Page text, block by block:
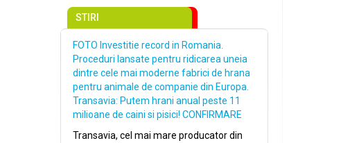
STIRI
FOTO Investitie record in Romania.
Proceduri lansate pentru ridicarea uneia
dintre cele mai moderne fabrici de hrana
pentru animale de companie din Europa.
Transavia: Putem hrani anual peste 11
milioane de caini si pisici! CONFIRMARE
Transavia, cel mai mare producator din